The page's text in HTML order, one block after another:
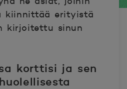
kiinnittää erityistä
kirjoitettu sinun
korttisi ja sen